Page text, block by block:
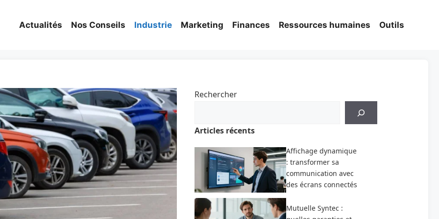
Actualités Nos Conseils Industrie Marketing Finances Ressources humaines Outils
Rechercher
Articles récents
Affichage dynamique
: transformer sa
communication avec
des écrans connectés
Mutuelle Syntec :